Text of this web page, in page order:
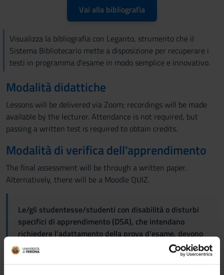
Vai alla bibliografia
Visualizza la bibliografia con Leganto, strumento che il
Sistema Bibliotecario mette a disposizione per recuperare i
testi in programma d'esame in modo semplice e innovativo.
Modalità didattiche
Lessons will be delivered via Zoom; recordings will be made
available by the lecturer. Attendance is not required, but
passing a written test is required to obtain credits.
Modalità di verifica dell'apprendimento
The final assessment will be through a written paper.
Alternatively, there will be a Moodle QUIZ.
Le/gli studentesse/studenti con disabilità o disturbi
specifici di apprendimento (DSA), che intendano
richiedere l'adattamento della prova d'esame, devono
seguire le indicazioni riportate